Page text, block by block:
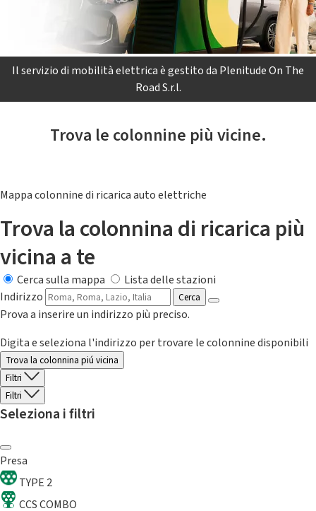
Il servizio di mobilità elettrica è gestito da Plenitude On The
Road S.r.l.
Trova le colonnine più vicine.
Mappa colonnine di ricarica auto elettriche
Trova la colonnina di ricarica più
vicina a te
Cerca sulla mappa
Lista delle stazioni
Indirizzo
Cerca
Prova a inserire un indirizzo più preciso.
Digita e seleziona l'indirizzo per trovare le colonnine disponibili
Trova la colonnina piú vicina
Filtri
Filtri
Seleziona i filtri
Presa
TYPE 2
CCS COMBO